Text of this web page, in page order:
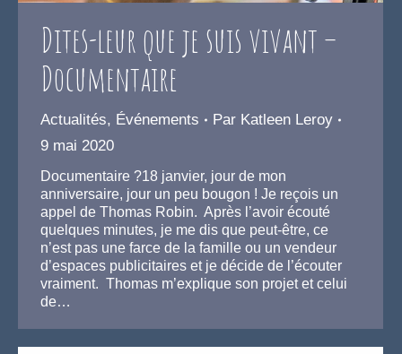
Dites-leur que je suis vivant –
Documentaire
Actualités, Événements Par Katleen Leroy
9 mai 2020
Documentaire ?18 janvier, jour de mon
anniversaire, jour un peu bougon ! Je reçois un
appel de Thomas Robin. Après l’avoir écouté
quelques minutes, je me dis que peut-être, ce
n’est pas une farce de la famille ou un vendeur
d’espaces publicitaires et je décide de l’écouter
vraiment. Thomas m’explique son projet et celui
de…